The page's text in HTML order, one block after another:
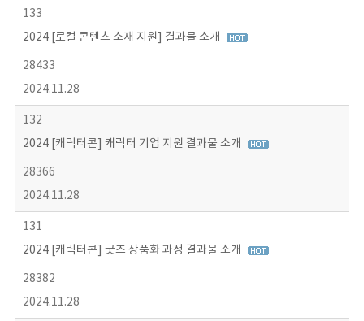
133
2024 [로컬 콘텐츠 소재 지원] 결과물 소개
28433
2024.11.28
132
2024 [캐릭터콘] 캐릭터 기업 지원 결과물 소개
28366
2024.11.28
131
2024 [캐릭터콘] 굿즈 상품화 과정 결과물 소개
28382
2024.11.28